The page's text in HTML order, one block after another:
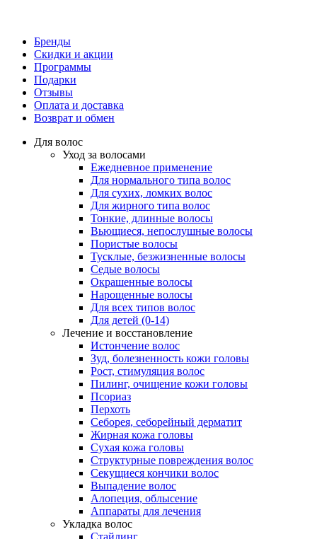
Бренды
Скидки и акции
Программы
Подарки
Отзывы
Оплата и доставка
Возврат и обмен
Для волос
Уход за волосами
Ежедневное применение
Для нормального типа волос
Для сухих, ломких волос
Для жирного типа волос
Тонкие, длинные волосы
Вьющиеся, непослушные волосы
Пористые волосы
Тусклые, безжизненные волосы
Седые волосы
Окрашенные волосы
Нарощенные волосы
Для всех типов волос
Для детей (0-14)
Лечение и восстановление
Истончение волос
Зуд, болезненность кожи головы
Рост, стимуляция волос
Пилинг, очищение кожи головы
Псориаз
Перхоть
Себорея, себорейный дерматит
Жирная кожа головы
Сухая кожа головы
Структурные повреждения волос
Секущиеся кончики волос
Выпадение волос
Алопеция, облысение
Аппараты для лечения
Укладка волос
Стайлинг